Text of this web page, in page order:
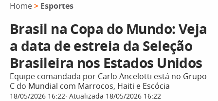
Home > Esportes
Brasil na Copa do Mundo: Veja
a data de estreia da Seleção
Brasileira nos Estados Unidos
Equipe comandada por Carlo Ancelotti está no Grupo
C do Mundial com Marrocos, Haiti e Escócia
18/05/2026 16:22 Atualizada 18/05/2026 16:22